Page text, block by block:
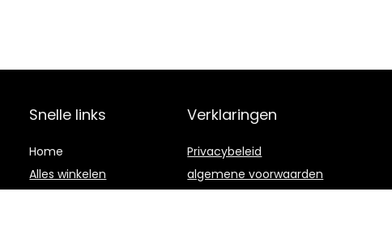
Snelle links
Home
Alles winkelen
Verklaringen
Privacybeleid
algemene voorwaarden